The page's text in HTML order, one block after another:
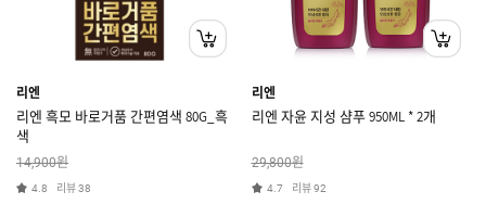
리엔
리엔 흑모 바로거품 간편염색 80G_흑
색
14,900원
4.8 리뷰38
리엔
리엔 자윤 지성 샴푸 950ML * 2개
29,800원
4.7 리뷰92